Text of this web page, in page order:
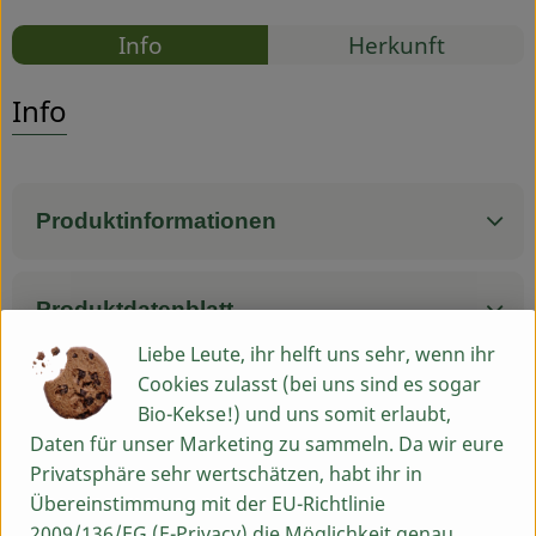
Rezepte
Info Herkunft
Info
Produktinformationen
Produktdatenblatt
Herkunft
Hersteller: HYDROPHIL
Liebe Leute, ihr helft uns sehr, wenn ihr
Cookies zulasst (bei uns sind es sogar
Bio-Kekse!) und uns somit erlaubt,
Daten für unser Marketing zu sammeln. Da wir eure
Privatsphäre sehr wertschätzen, habt ihr in
Übereinstimmung mit der EU-Richtlinie